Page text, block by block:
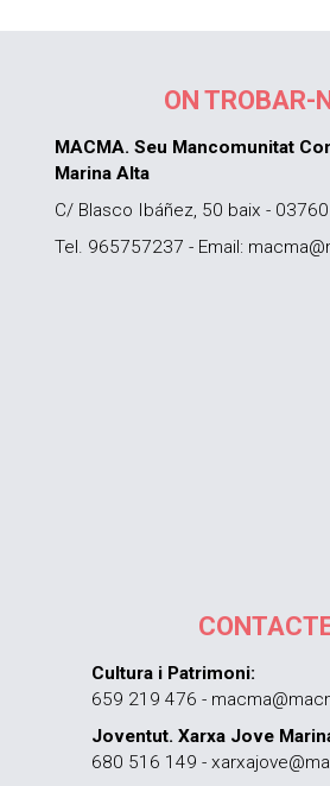
ON TROBAR-
MACMA. Seu Mancomunitat
Marina Alta
C/ Blasco Ibáñez, 50 baix - 03760
Tel. 965757237 - Email:
Cultura i Patrimoni:
659 219 476 -
Joventut. Xarxa Jove
680 516 149 -